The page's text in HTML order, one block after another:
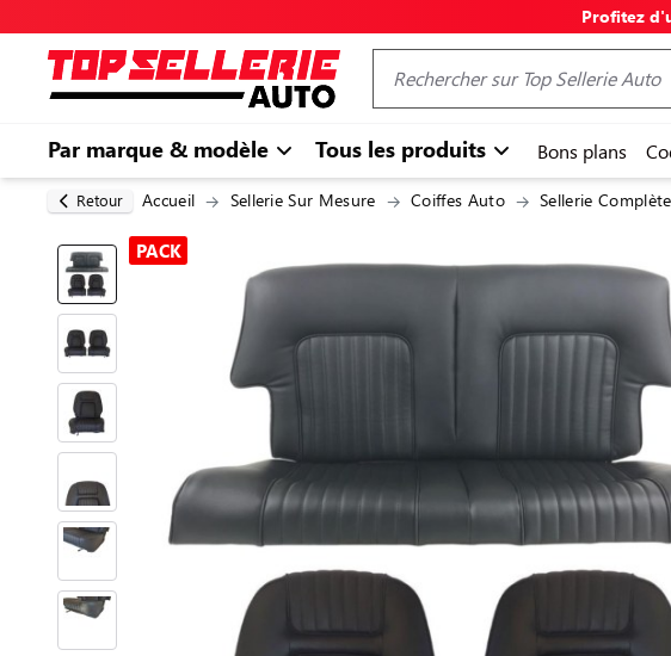
Profitez
Par marque & modèle Tous les produits Bons plans
Retour Accueil Sellerie Sur Mesure Coiffes Auto Sellerie
PACK